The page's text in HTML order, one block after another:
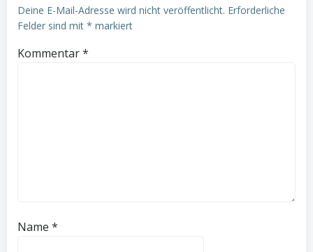
Deine E-Mail-Adresse wird nicht veröffentlicht. Erforderliche
Felder sind mit * markiert
Kommentar*
Name *